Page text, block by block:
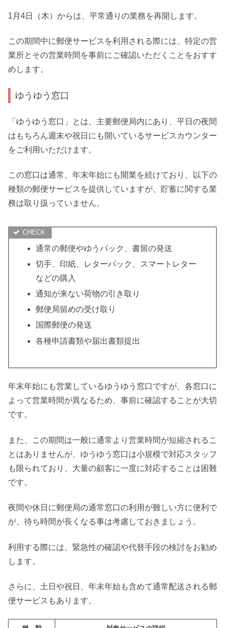
1月4日（木）からは、平常通りの業務を再開します。
この期間中に郵便サービスを利用される際には、特定の営
業所とその営業時間を事前にご確認いただくことをおすす
めします。
ゆうゆう窓口
「ゆうゆう窓口」とは、主要郵便局内にあり、平日の夜間
はもちろん週末や祝日にも開いているサービスカウンター
をご利用いただけます。
この窓口は通常、年末年始にも開業を続けており、以下の
種類の郵便サービスを提供していますが、貯蓄に関する業
務は取り扱っていません。
通常の郵便やゆうパック、書留の発送
切手、印紙、レターパック、スマートレター
などの購入
通知が来ない荷物の引き取り
郵便局留めの受け取り
国際郵便の発送
各種申請書類や届出書類提出
年末年始にも営業しているゆうゆう窓口ですが、各窓口に
よって営業時間が異なるため、事前に確認することが大切
です。
また、この期間は一般に通常より営業時間が短縮されるこ
とはありませんが、ゆうゆう窓口は小規模で対応スタッフ
も限られており、大量の顧客に一度に対応することは困難
です。
夜間や休日に郵便局の通常窓口の利用が難しい方に便利で
が、待ち時間が長くなる事は考慮しておきましょう。
利用する際には、緊急性の確認や代替手段の検討をお勧め
します。
さらに、土日や祝日、年末年始も含めて通常配送される郵
便サービスもあります。